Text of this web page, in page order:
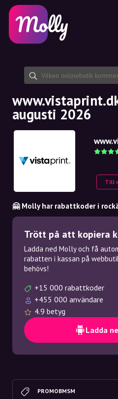
Hudvård
Hårvård
Dela rabattkod
Funktioner
Jobb
Om oss
Plattform
Molly till iPhone och iPad
Molly till Android
SE
EN
NO
NL
augusti 2026
Till
🤗 Molly har rabattkoder i
Trött på att kopiera
Ladda ned Molly och få
rabatten i kassan på
behövs!
+15 000 rabattkoder
+455 000 användare
4.9 betyg
Ladda
PROMOBMSM